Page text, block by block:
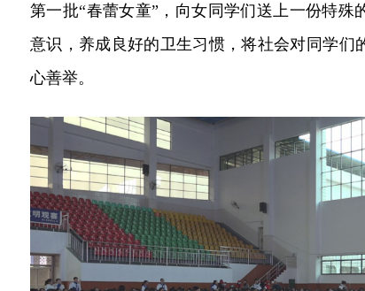
第一批“春蕾女童”，向女同学们送上一份特殊
意识，养成良好的卫生习惯，将社会对同学们
心善举。